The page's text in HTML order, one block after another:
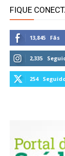
FIQUE
13,845 Fãs
2,335
254